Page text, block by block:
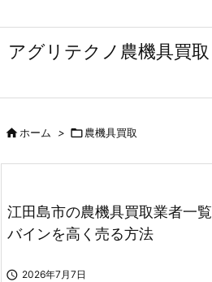
アグリテクノ農機具買取
ホーム > 農機具買取
江田島市の農機具買取業者一
バインを高く売る方法
 2026年7月7日